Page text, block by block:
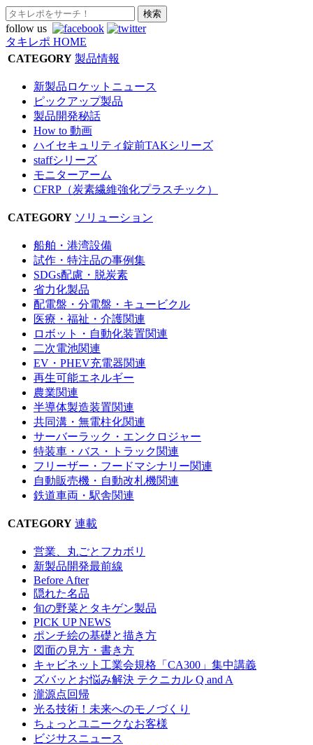
follow us
タキレポ HOME
CATEGORY 製品情報
新製品ロケットニュース
ピックアップ製品
製品開発秘話
How to 動画
ハイセキュリティ錠前TAKシリーズ
staffシリーズ
モニターアーム
CFRP（炭素繊維強化プラスチック）
CATEGORY ソリューション
船舶・港湾設備
試作・特注品の事例集
SDGs配慮・脱炭素
省力化製品
配電盤・分電盤・キュービクル
医療・福祉・介護関連
ロボット・自動化装置関連
二次電池関連
EV・PHEV充電器関連
再生可能エネルギー
農業関連
半導体製造装置関連
共同溝・無電柱化関連
サーバーラック・エンクロジャー
特装車・バス・トラック関連
フリーザー・フードマシナリー関連
自動販売機・自動改札機関連
鉄道車両・駅舎関連
CATEGORY 連載
営業、丸ごとフカボリ
新製品開発最前線
Before After
隠れた名品
旬の野菜とタキゲン製品
PICK UP NEWS
ポンチ絵の基礎と描き方
図面の見方・書き方
キャビネット工業会規格「CA300」集中講義
ズバッとお悩み解決 テクニカル Q and A
瀧源点回帰
光る技術！未来へのモノづくり
ちょっとユニークなお客様
ビジサスニュース